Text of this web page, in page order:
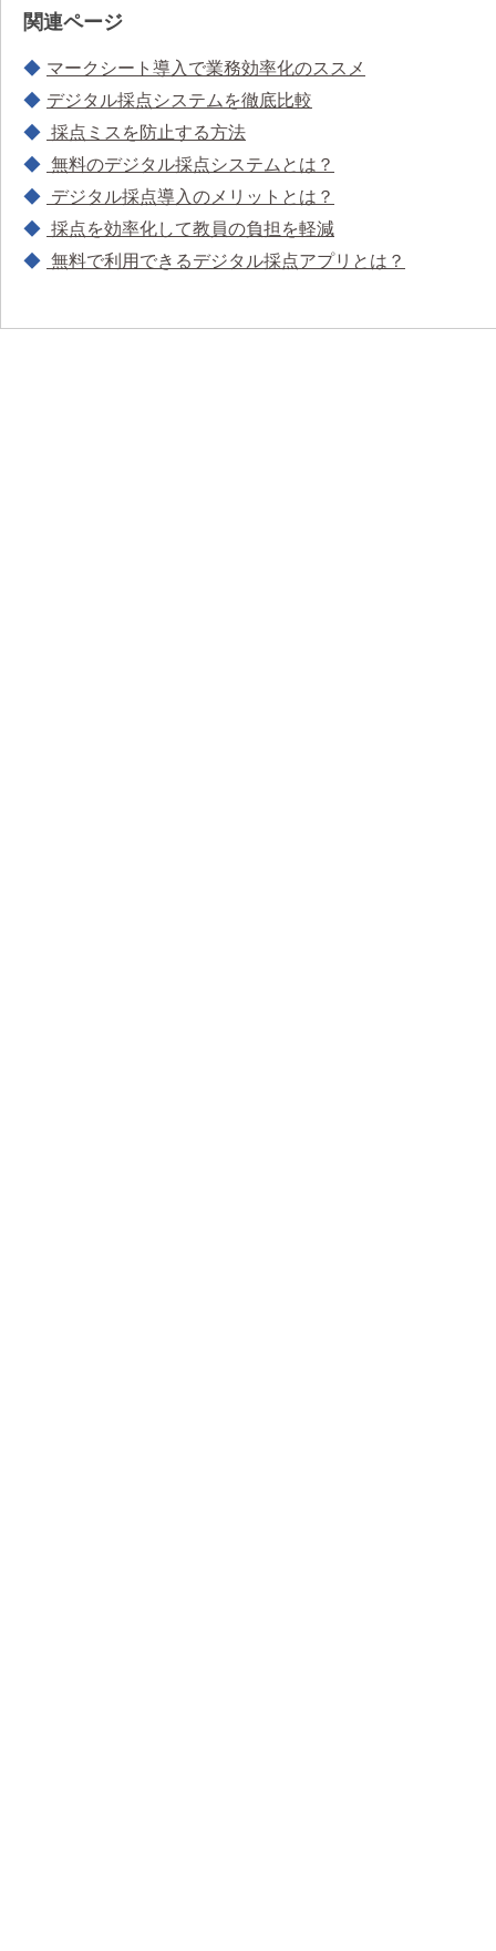
関連ページ
マークシート導入で業務効率化のススメ
デジタル採点システムを徹底比較
採点ミスを防止する方法
無料のデジタル採点システムとは？
デジタル採点導入のメリットとは？
採点を効率化して教員の負担を軽減
無料で利用できるデジタル採点アプリとは？